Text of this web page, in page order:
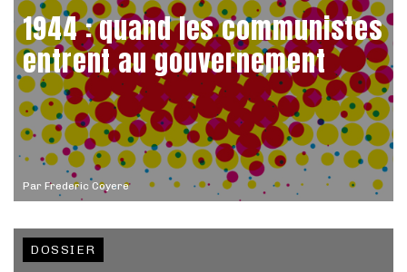
Par Frederic Coyere
1944 : quand les communistes
entrent au gouvernement
DOSSIER